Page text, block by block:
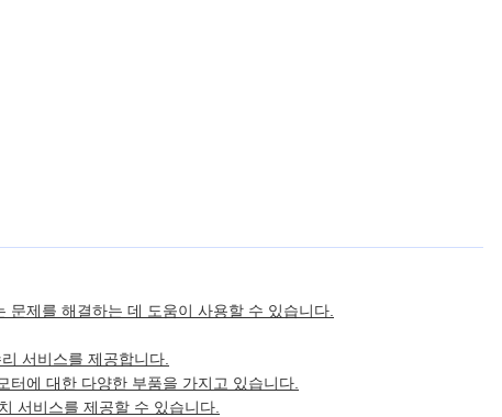
제를 해결하는 데 도움이 사용할 수 있습니다.
서비스를 제공합니다.
에 대한 다양한 부품을 가지고 있습니다.
서비스를 제공할 수 있습니다.